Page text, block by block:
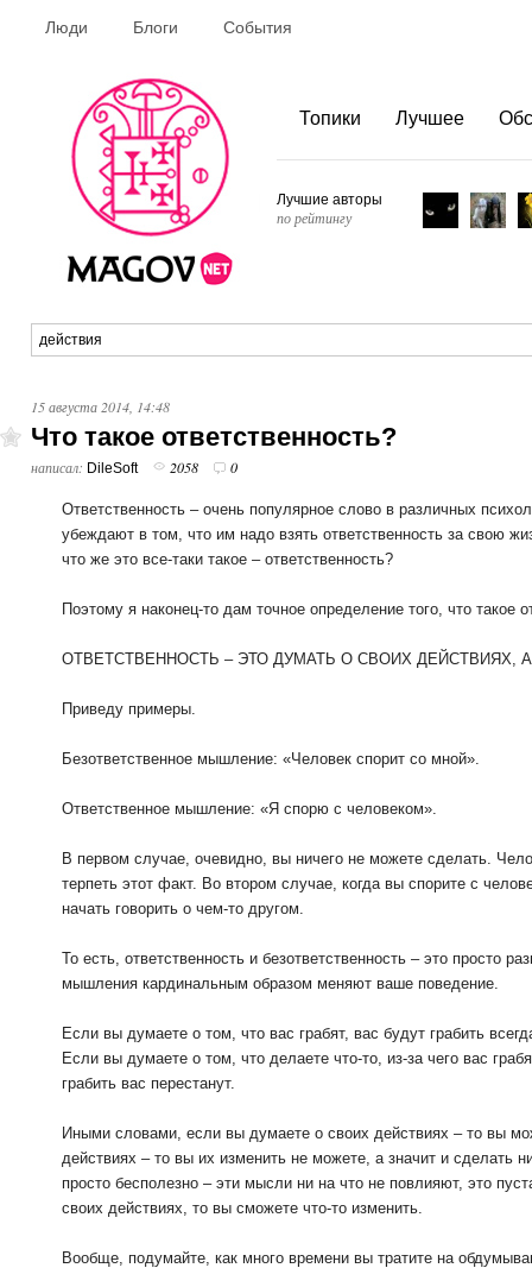
Люди Блоги События
Топики Лучшее
Лучшие авторы
по рейтингу
15 августа 2014, 14:48
Что такое ответственность?
написал: DileSoft 2058 0
Ответственность – очень популярное слово в различных
убеждают в том, что им надо взять ответственность за свою
что же это все-таки такое – ответственность?
Поэтому я наконец-то дам точное определение того, что такое
ОТВЕТСТВЕННОСТЬ – ЭТО ДУМАТЬ О СВОИХ ДЕЙСТВИЯХ,
Приведу примеры.
Безответственное мышление: «Человек спорит со мной».
Ответственное мышление: «Я спорю с человеком».
В первом случае, очевидно, вы ничего не можете сделать.
терпеть этот факт. Во втором случае, когда вы спорите с
начать говорить о чем-то другом.
То есть, ответственность и безответственность – это просто
мышления кардинальным образом меняют ваше поведение.
Если вы думаете о том, что вас грабят, вас будут грабить
Если вы думаете о том, что делаете что-то, из-за чего вас
грабить вас перестанут.
Иными словами, если вы думаете о своих действиях – то вы
действиях – то вы их изменить не можете, а значит и сделать
просто бесполезно – эти мысли ни на что не повлияют, это
своих действиях, то вы сможете что-то изменить.
Вообще, подумайте, как много времени вы тратите на